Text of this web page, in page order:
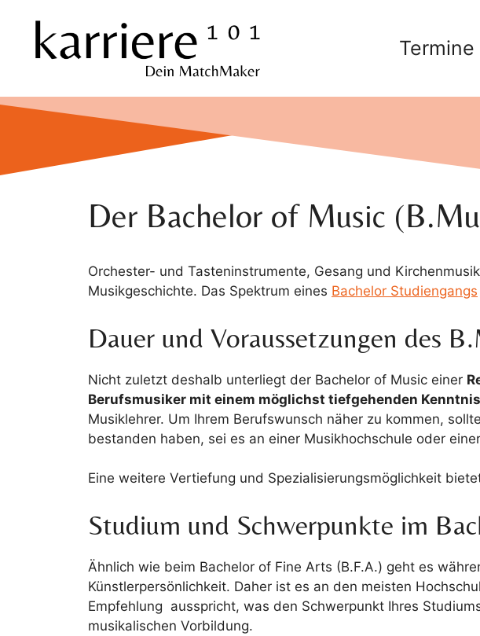
springen
Termine
Der Bachelor of Music
Orchester- und Tasteninstrumente, Gesang und
Musikgeschichte. Das Spektrum eines Bachelor Studiengangs
Dauer und Voraussetzungen des
Nicht zuletzt deshalb unterliegt der Bachelor of Music einer
Berufsmusiker mit einem möglichst tiefgehenden
Musiklehrer. Um Ihrem Berufswunsch näher zu kommen,
bestanden haben, sei es an einer Musikhochschule oder
Eine weitere Vertiefung und Spezialisierungsmöglichkeit
Studium und Schwerpunkte im
Ähnlich wie beim Bachelor of Fine Arts (B.F.A.) geht es
Künstlerpersönlichkeit. Daher ist es an den meisten
Empfehlung ausspricht, was den Schwerpunkt Ihres
musikalischen Vorbildung.